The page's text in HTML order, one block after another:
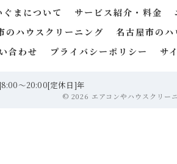
～20:00[定休日]年
まについて サービス紹介・料金
のハウスクリーニング 名古屋市の
合わせ プライバシーポリシー サ
© 2026 エアコンやハウスクリー